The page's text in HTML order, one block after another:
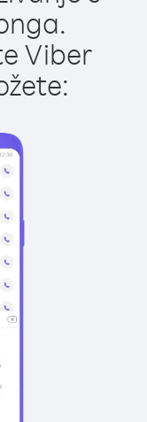
Viber